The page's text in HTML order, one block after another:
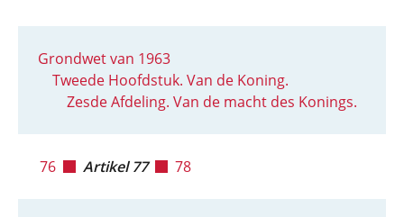
Grondwet van 1963
Tweede Hoofdstuk. Van de Koning.
Zesde Afdeling. Van de macht des Konings.
76 Artikel 77 78